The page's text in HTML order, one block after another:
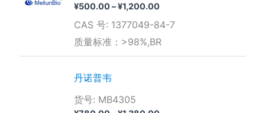
¥500.00–¥1,200.00价
范
围：
¥500.00
至
CAS 号: 1377049-84-7
质量标准：>98%,BR
丹诺普韦
货号: MB4305